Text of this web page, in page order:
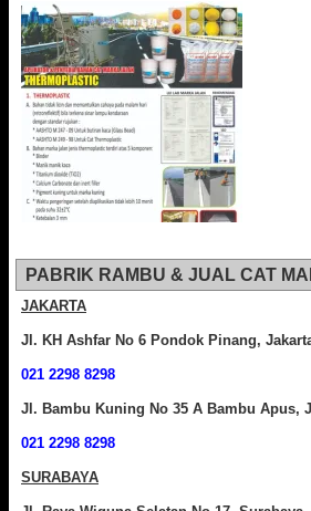
PABRIK RAMBU & JUAL CAT
JAKARTA
Jl. KH Ashfar No 6 Pondok Pinang,
021 2298 8298
Jl. Bambu Kuning No 35 A Bambu Apus,
021 2298 8298
SURABAYA